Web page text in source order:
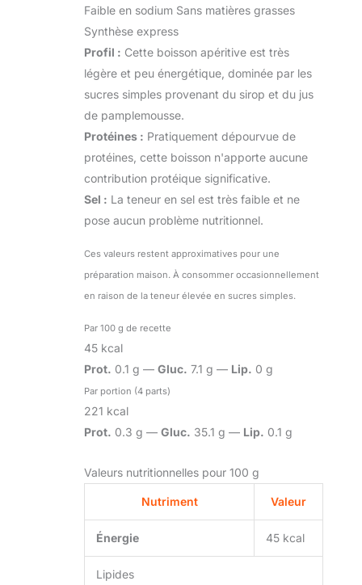
Faible en sodium Sans matières grasses
Synthèse express
Profil : Cette boisson apéritive est très
légère et peu énergétique, dominée par les
sucres simples provenant du sirop et du jus
de pamplemousse.
Protéines : Pratiquement dépourvue de
protéines, cette boisson n'apporte aucune
contribution protéique significative.
Sel : La teneur en sel est très faible et ne
pose aucun problème nutritionnel.
Ces valeurs restent approximatives pour une
préparation maison. À consommer occasionnellement
en raison de la teneur élevée en sucres simples.
Par 100 g de recette
45 kcal
Prot. 0.1 g — Gluc. 7.1 g — Lip. 0 g
Par portion (4 parts)
221 kcal
Prot. 0.3 g — Gluc. 35.1 g — Lip. 0.1 g
Valeurs nutritionnelles pour 100 g
Nutriment Valeur
Énergie 45 kcal
Lipides